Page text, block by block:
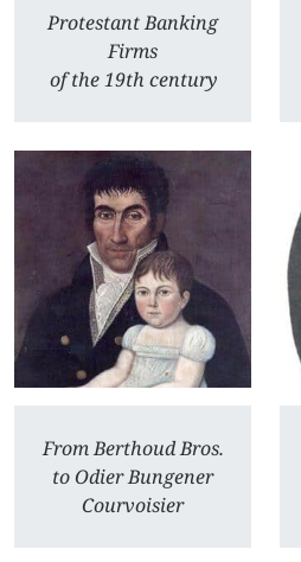
Protestant Banking
Firms
of the 19th century
From Berthoud Bros.
to Odier Bungener
Courvoisier